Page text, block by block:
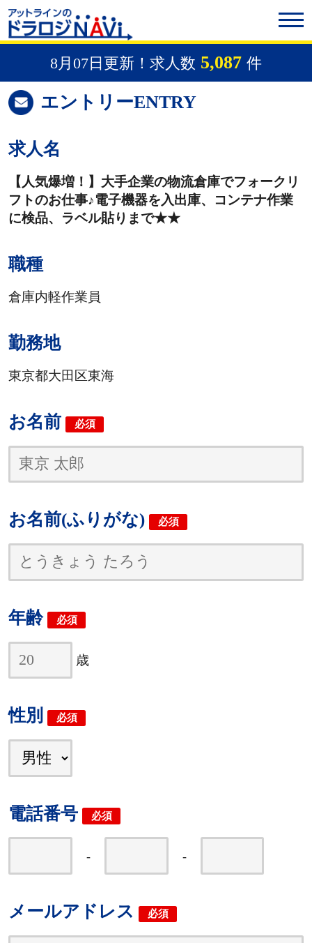
8月07日更新！求人数 5,087 件
エントリーENTRY
求人名
【人気爆増！】大手企業の物流倉庫でフォークリ
フトのお仕事♪電子機器を入出庫、コンテナ作業
に検品、ラベル貼りまで★★
職種
倉庫内軽作業員
勤務地
東京都大田区東海
お名前 必須
お名前(ふりがな) 必須
年齢 必須
歳
性別 必須
電話番号 必須
- -
メールアドレス 必須